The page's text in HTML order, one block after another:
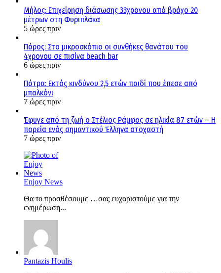
Μήλος: Επιχείρηση διάσωσης 33χρονου από βράχο 20
μέτρων στη Φυριπλάκα
5 ώρες πριν
Πάρος: Στο μικροσκόπιο οι συνθήκες θανάτου του
4χρονου σε πισίνα beach bar
6 ώρες πριν
Πάτρα: Εκτός κινδύνου 2,5 ετών παιδί που έπεσε από
μπαλκόνι
7 ώρες πριν
Έφυγε από τη ζωή ο Στέλιος Ράμφος σε ηλικία 87 ετών – Η
πορεία ενός σημαντικού Έλληνα στοχαστή
7 ώρες πριν
Enjoy News
Θα το προσθέσουμε …σας ευχαριστούμε για την
ενημέρωση...
Pantazis Houlis